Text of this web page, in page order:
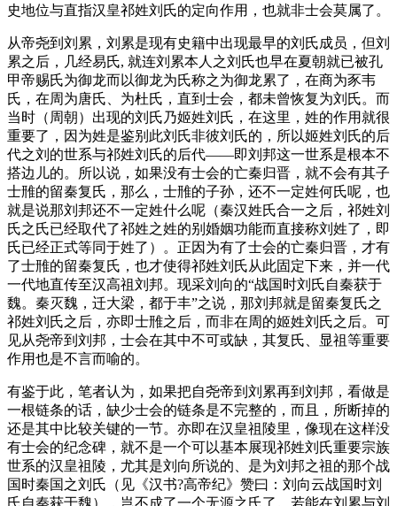
史地位与直指汉皇祁姓刘氏的定向作用，也就非士会莫属了。
从帝尧到刘累，刘累是现有史籍中出现最早的刘氏成员，但刘
累之后，几经易氏, 就连刘累本人之刘氏也早在夏朝就已被孔
甲帝赐氏为御龙而以御龙为氏称之为御龙累了，在商为豕韦
氏，在周为唐氏、为杜氏，直到士会，都未曾恢复为刘氏。而
当时（周朝）出现的刘氏乃姬姓刘氏，在这里，姓的作用就很
重要了，因为姓是鉴别此刘氏非彼刘氏的，所以姬姓刘氏的后
代之刘的世系与祁姓刘氏的后代——即刘邦这一世系是根本不
搭边儿的。所以说，如果没有士会的亡秦归晋，就不会有其子
士雃的留秦复氏，那么，士雃的子孙，还不一定姓何氏呢，也
就是说那刘邦还不一定姓什么呢（秦汉姓氏合一之后，祁姓刘
氏之氏已经取代了祁姓之姓的别婚姻功能而直接称刘姓了，即
氏已经正式等同于姓了）。正因为有了士会的亡秦归晋，才有
了士雃的留秦复氏，也才使得祁姓刘氏从此固定下来，并一代
一代地直传至汉高祖刘邦。现采刘向的“战国时刘氏自秦获于
魏。秦灭魏，迁大梁，都于丰”之说，那刘邦就是留秦复氏之
祁姓刘氏之后，亦即士雃之后，而非在周的姬姓刘氏之后。可
见从尧帝到刘邦，士会在其中不可或缺，其复氏、显祖等重要
作用也是不言而喻的。
有鉴于此，笔者认为，如果把自尧帝到刘累再到刘邦，看做是
一根链条的话，缺少士会的链条是不完整的，而且，所断掉的
还是其中比较关键的一节。亦即在汉皇祖陵里，像现在这样没
有士会的纪念碑，就不是一个可以基本展现祁姓刘氏重要宗族
世系的汉皇祖陵，尤其是刘向所说的、是为刘邦之祖的那个战
国时秦国之刘氏（见《汉书?高帝纪》赞曰：刘向云战国时刘
氏自秦获于魏），岂不成了一个无源之氏了。若能在刘累与刘